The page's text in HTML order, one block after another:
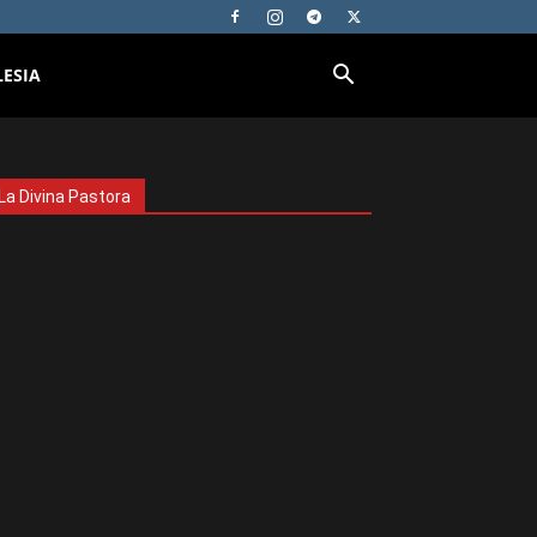
La Divina Pastora